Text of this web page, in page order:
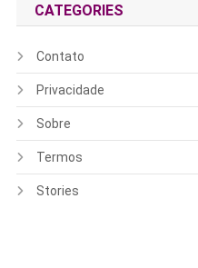
CATEGORIES
Contato
Privacidade
Sobre
Termos
Stories